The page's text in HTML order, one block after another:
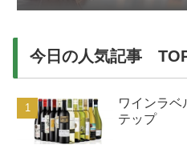
今日の人気記事
ワインラベ
テップ